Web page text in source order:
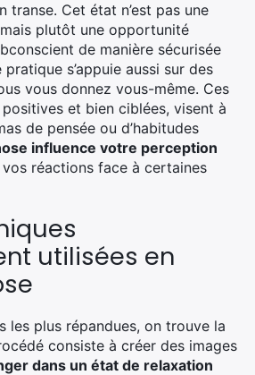
transe. Cet état n’est pas une
plutôt une opportunité
de manière sécurisée
s’appuie aussi sur des
vous donnez vous-même. Ces
et bien ciblées, visent à
de pensée ou d’habitudes
influence votre perception
réactions face à certaines
utilisées en
les plus répandues, on trouve la
consiste à créer des images
dans un état de relaxation